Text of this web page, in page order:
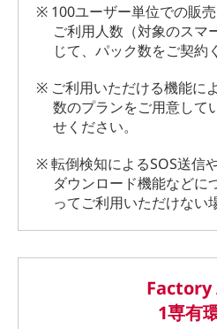
※ 100ユーザー単位での販売
ご利用人数（対象のスマ
じて、パック数をご契約
※ ご利用いただける機能に
数のプランをご用意して
せください。
※ 転倒検知によるSOS送信
ダウンロード機能などに
ってご利用いただけない
Factory
1専有